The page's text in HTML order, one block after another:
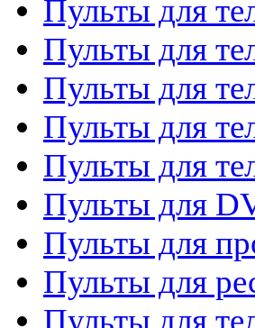
Пульты для
Пульты для
Пульты для
Пульты для
Пульты для
Пульты для
Пульты для
Пульты для